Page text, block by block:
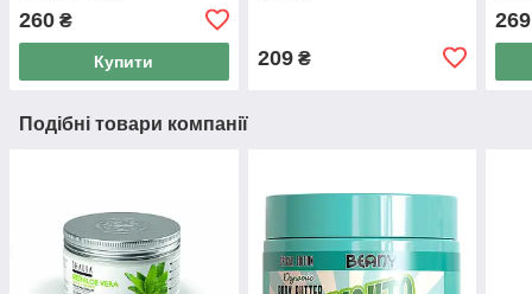
260 ₴
Купити 209₴
269
Подібні товари компанії